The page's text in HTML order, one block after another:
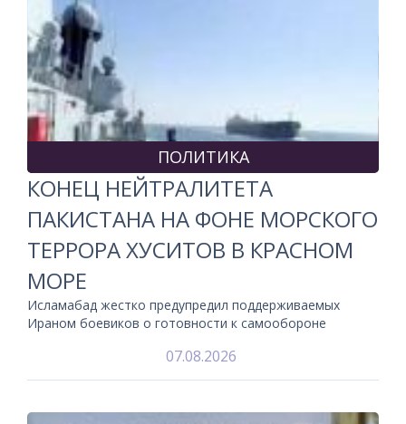
ПОЛИТИКА
КОНЕЦ НЕЙТРАЛИТЕТА
ПАКИСТАНА НА ФОНЕ МОРСКОГО
ТЕРРОРА ХУСИТОВ В КРАСНОМ
МОРЕ
Исламабад жестко предупредил поддерживаемых
Ираном боевиков о готовности к самообороне
07.08.2026